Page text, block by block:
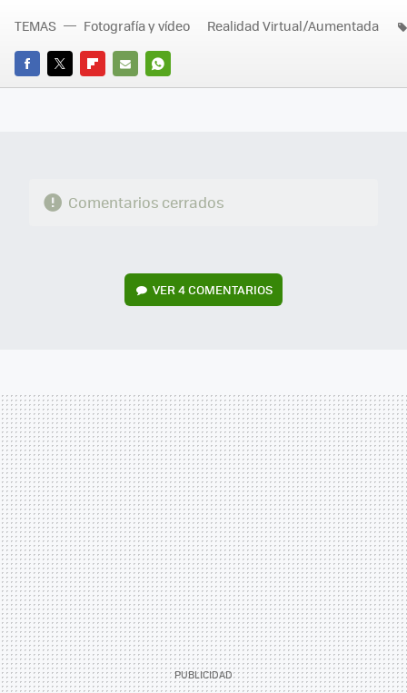
FACEBOOK
TWITTERFLIPBOARD
E-
WHATSAPP
TEMAS Fotografía y vídeo Realidad Virtual/Aumentada
Comentarios cerrados
VER4 COMENTARIOS